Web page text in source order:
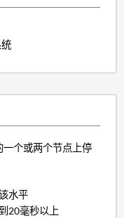
一个或两个节点上停
水平
20毫秒以上